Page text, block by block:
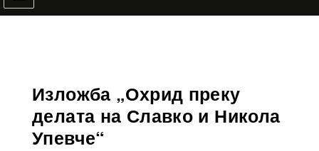
Изложба „Охрид преку
делата на Славко и Никола
Упевче“